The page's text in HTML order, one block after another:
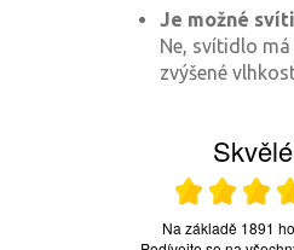
Je možné
Ne, svítidlo
zvýšené